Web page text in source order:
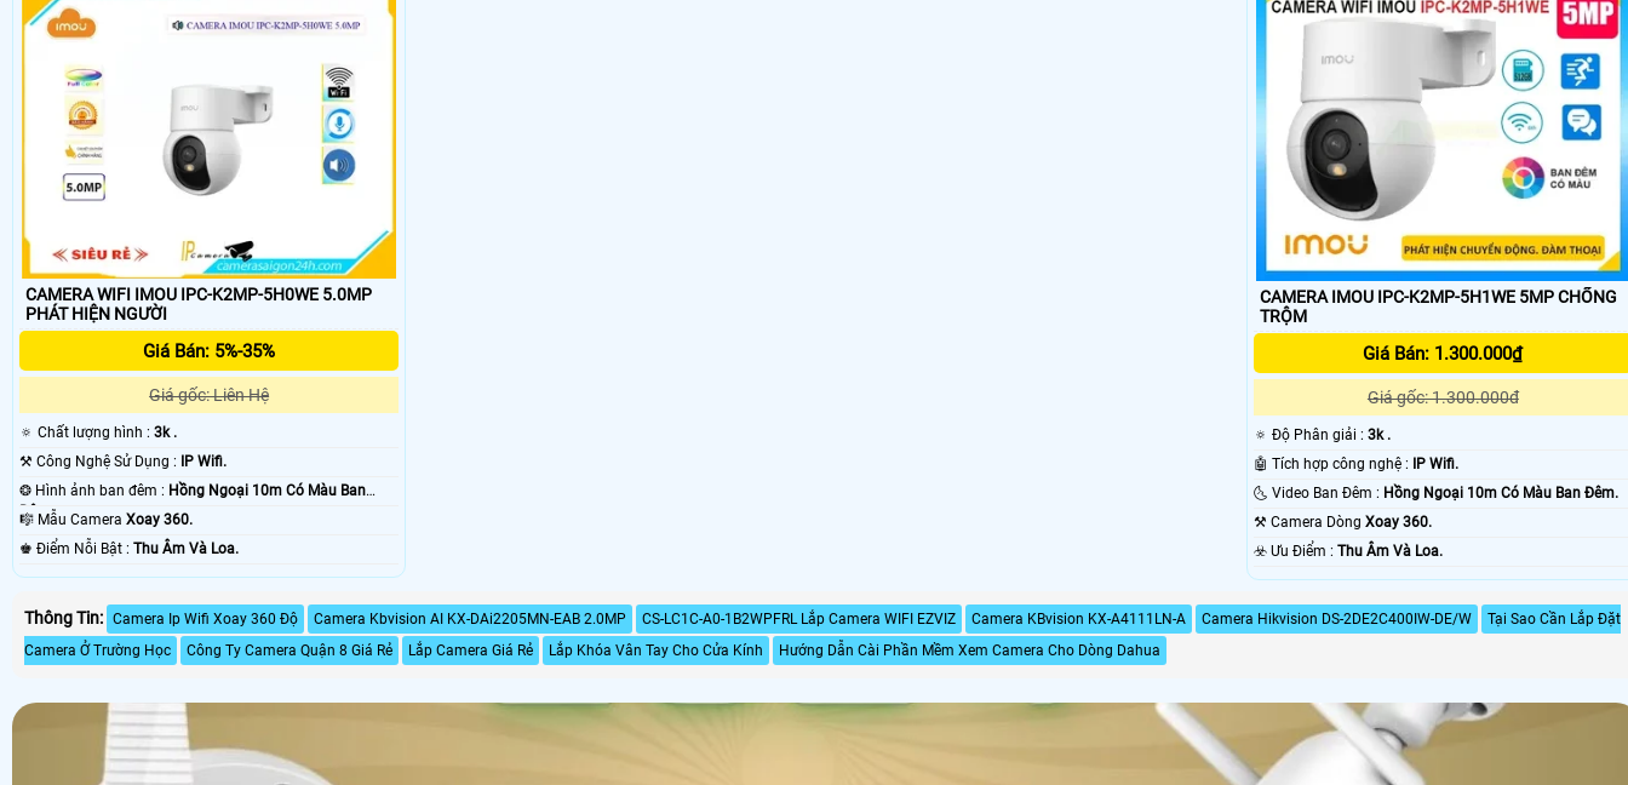
CAMERA WIFI IMOU IPC-K2MP-5H0WE 5.0MP
PHÁT HIỆN NGƯỜI
Giá Bán: 5%-35%
Giá gốc: Liên Hệ
🔅 Chất lượng hình : 3k .
⚒ Công Nghệ Sử Dụng : IP Wifi.
❂ Hình ảnh ban đêm : Hồng Ngoại 10m Có Màu Ban
Ðêm.🎼️ Mẫu Camera Xoay 360.
️♚ Điểm Nỗi Bật : Thu Âm Và Loa.
CAMERA IMOU IPC-K2MP-5H1WE 5MP CHỐNG
TRỘM
Giá Bán: 1.300.000₫
Giá gốc: 1.300.000đ
🔅 Độ Phân giải : 3k .
🤖️ Tích hợp công nghệ :
IP Wifi.
🌜 Video Ban Đêm : Hồng Ngoại 10m Có Màu Ban Ðêm.
⚒ Camera Dòng Xoay 360.
️☣️ Ưu Điểm : Thu Âm Và Loa.
Thông Tin: Camera Ip Wifi Xoay 360 Độ Camera Kbvision AI KX-DAi2205MN-EAB 2.0MP CS-LC1C-A0-1B2WPFRL Lắp Camera WIFI EZVIZ Camera KBvision KX-A4111LN-A Camera Hikvision DS-2DE2C400IW-DE/W
Tại Sao Cần Lắp Đặt
Camera Ở Trường Học
Công Ty Camera Quận 8 Giá Rẻ Lắp Camera Giá Rẻ Lắp Khóa Vân Tay Cho Cửa Kính Hướng Dẫn Cài Phần Mềm Xem Camera Cho Dòng Dahua